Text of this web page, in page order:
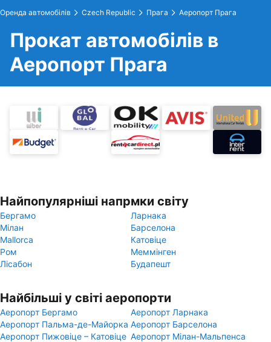
Оренда автомобілів Czech Republic Прага Аеропорт Прага
Прокат автомобілів в
Аеропорт Прага
Найпопулярніші напрмки світу
Бергамо
Ларнака
Мілан
Барселона
Mallorca
Катовіце
Ром
Меммінген
Лісабон
Будапешт
Найбільші у світі аеропорти
Аеропорт Бергамо
Аеропорт Ларнака
Аеропорт Пальма-де-Майорка Аеропорт Барселона
Аеропорт Пижовіце – Катовіце Аеропорт Мілан-Мальпенса